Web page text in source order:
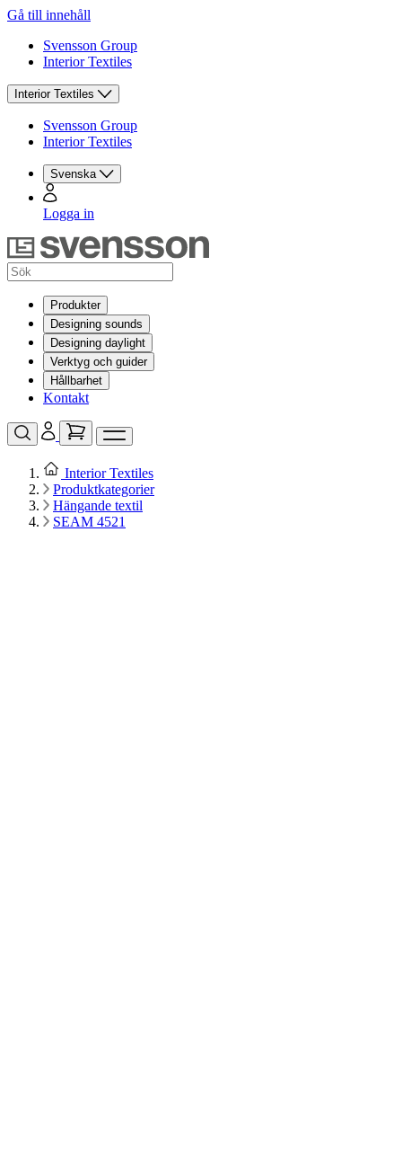
Gå till innehåll
Svensson Group
Interior Textiles
Interior Textiles
Svensson Group
Interior Textiles
Svenska
Logga in
Produkter
Designing sounds
Designing daylight
Verktyg och guider
Hållbarhet
Kontakt
Interior Textiles
Produktkategorier
Hängande textil
SEAM 4521